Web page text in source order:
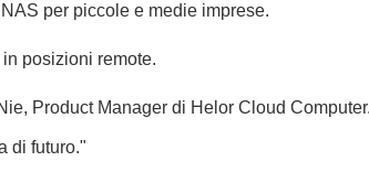
per piccole e medie imprese.
posizioni remote.
Product Manager di Helor Cloud
di futuro."